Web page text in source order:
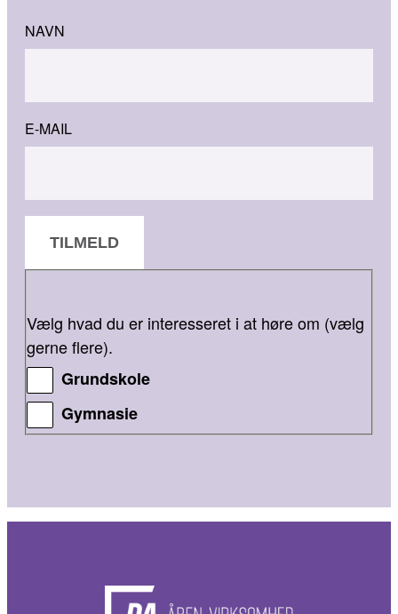
NAVN
E-MAIL
TILMELD
Vælg hvad du er interesseret i at høre om (vælg
gerne flere).
Grundskole
Gymnasie